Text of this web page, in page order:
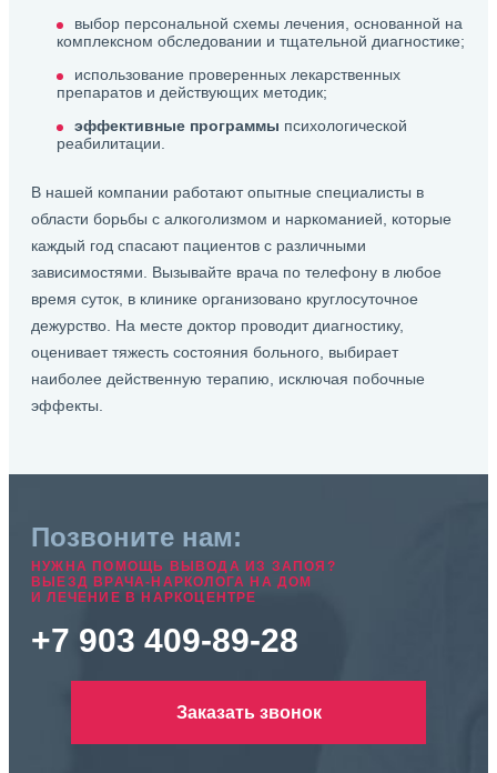
выбор персональной схемы лечения, основанной на
комплексном обследовании и тщательной диагностике;
использование проверенных лекарственных
препаратов и действующих методик;
эффективные программы психологической
реабилитации.
В нашей компании работают опытные специалисты в
области борьбы с алкоголизмом и наркоманией, которые
каждый год спасают пациентов с различными
зависимостями. Вызывайте врача по телефону в любое
время суток, в клинике организовано круглосуточное
дежурство. На месте доктор проводит диагностику,
оценивает тяжесть состояния больного, выбирает
наиболее действенную терапию, исключая побочные
эффекты.
Позвоните нам:
НУЖНА ПОМОЩЬ ВЫВОДА ИЗ ЗАПОЯ?
ВЫЕЗД ВРАЧА-НАРКОЛОГА НА ДОМ
И ЛЕЧЕНИЕ В НАРКОЦЕНТРЕ
+7 903 409-89-28
Заказать звонок